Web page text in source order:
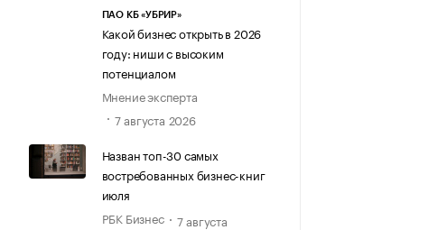
ПАО КБ «УБРИР»
Какой бизнес открыть в 2026
году: ниши с высоким
потенциалом
Мнение эксперта
7 августа 2026
Назван топ-30 самых
востребованных бизнес-книг
июля
РБК Бизнес
7 августа